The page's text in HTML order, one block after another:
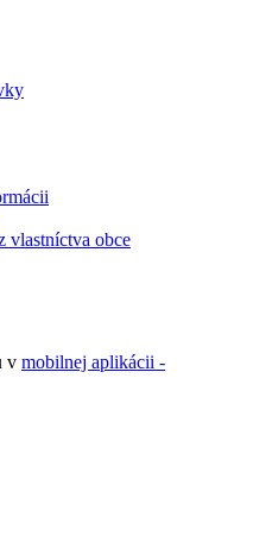
vlastníctva obce
v mobilnej aplikácii -